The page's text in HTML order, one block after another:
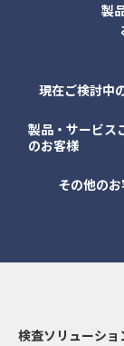
製
現在ご検討中
製品・サービス
のお客様
その他の
検査ソリューショ